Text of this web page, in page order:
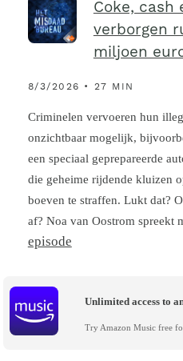
Coke, cash
verborgen
miljoen
8/3/2026 • 27 MIN
Criminelen vervoeren hun
onzichtbaar mogelijk,
een speciaal geprepareerde
die geheime rijdende kluizen
boeven te straffen. Lukt dat?
af? Noa van Oostrom spreekt
episode
Unlimited access to
Try Amazon Music free